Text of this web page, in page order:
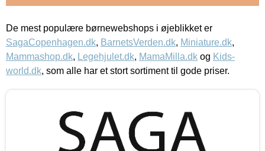
De mest populære børnewebshops i øjeblikket er
SagaCopenhagen.dk, BarnetsVerden.dk, Miniature.dk,
Mammashop.dk, Legehjulet.dk, MamaMilla.dk og Kids-
world.dk, som alle har et stort sortiment til gode priser.